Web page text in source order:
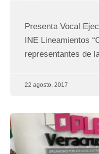
Presenta Vocal
INE Lineamientos
representantes de
22 agosto, 2017